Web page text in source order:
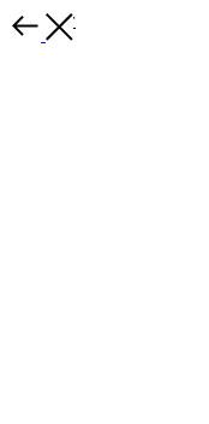
Каталог